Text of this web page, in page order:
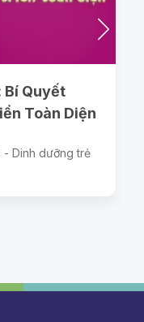
Bí Quyết
Toàn Diện
Dinh dưỡng trẻ